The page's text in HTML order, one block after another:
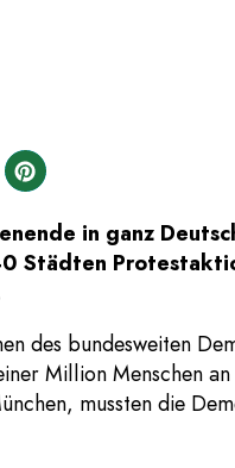
in ganz
Städten
des bundesweiten
Million Menschen
mussten die